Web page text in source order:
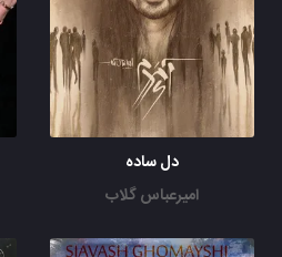
دل ساده
امیرعباس گلاب